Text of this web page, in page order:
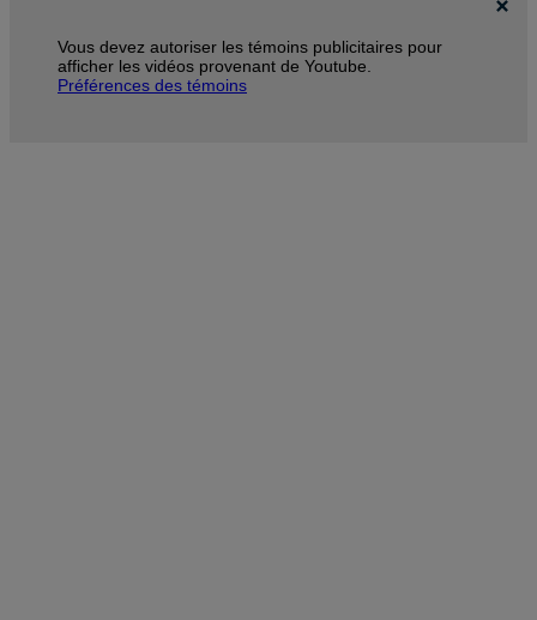
Vous devez autoriser les témoins publicitaires pour
afficher les vidéos provenant de Youtube.
Préférences des témoins